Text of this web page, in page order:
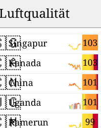
103
Singapur
103
Kanada
101
China
101
Uganda
99
Kamerun